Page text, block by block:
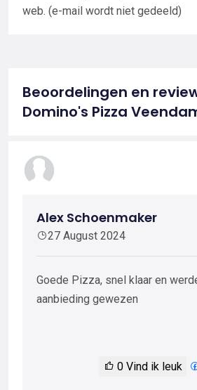
web. (e-mail wordt niet gedeeld)
Beoordelingen en
Domino's Pizza
Alex Schoenmaker
27 August 2024
Goede Pizza, snel klaar en
aanbieding gewezen
0 Vind ik leuk